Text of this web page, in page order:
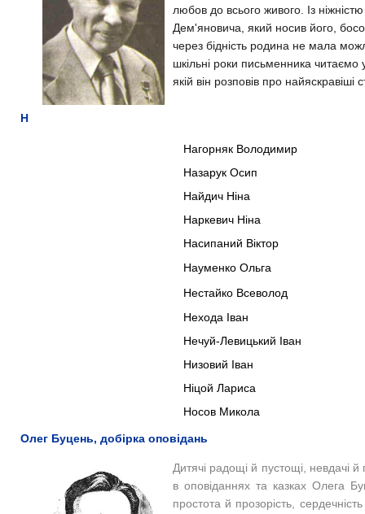
любов до всього живого. Із
Дем'яновича, який носив його,
через бідність родина не мала
шкільні роки письменника читаємо
якій він розповів про найяскравіші
Н
Нагорняк Володимир
Назарук Осип
Найдич Ніна
Наркевич Ніна
Насипаний Віктор
Науменко Ольга
Нестайко Всеволод
Нехода Іван
Нечуй-Левицький Іван
Низовий Іван
Ніцой Лариса
Носов Микола
Олег Буцень, добірка оповідань
Дитячі радощі й пустощі, невдачі
в оповіданнях та казках Олега
простота й прозорість,